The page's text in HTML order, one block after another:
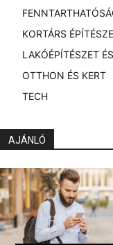
KORTÁRS
LAKÓÉPÍTÉSZET
OTTHON ÉS KERT
TECH
AJÁNLÓ